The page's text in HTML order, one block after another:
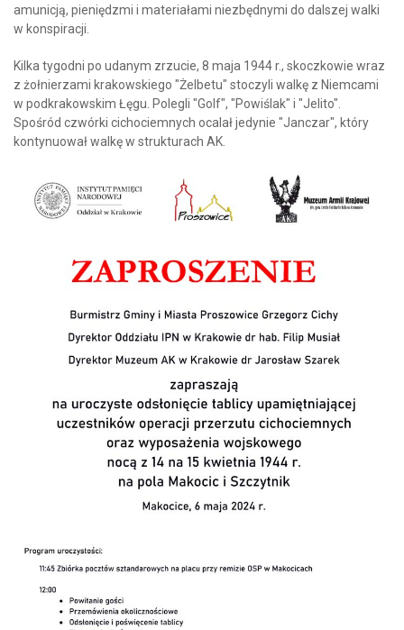
amunicją, pieniędzmi i materiałami niezbędnymi do dalszej walki
w konspiracji.
Kilka tygodni po udanym zrzucie, 8 maja 1944 r., skoczkowie wraz
z żołnierzami krakowskiego "Żelbetu" stoczyli walkę z Niemcami
w podkrakowskim Łęgu. Polegli "Golf", "Powiślak" i "Jelito".
Spośród czwórki cichociemnych ocalał jedynie "Janczar", który
kontynuował walkę w strukturach AK.